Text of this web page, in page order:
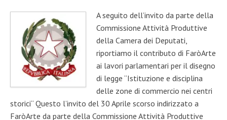
A seguito dell’invito da parte della
Commissione Attività Produttive
della Camera dei Deputati,
riportiamo il contributo di FaròArte
ai lavori parlamentari per il disegno
di legge “Istituzione e disciplina
delle zone di commercio nei centri
storici“ Questo l’invito del 30 Aprile scorso indirizzato a
FaròArte da parte della Commissione Attività Produttive